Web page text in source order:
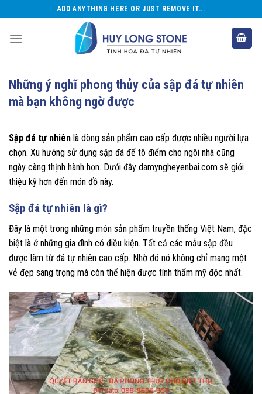
to
content
ADD ANYTHING HERE OR JUST REMOVE IT...
Những ý nghĩ phong thủy của sập đá tự nhiên
mà bạn không ngờ được
Sập đá tự nhiên là dòng sản phẩm cao cấp được nhiều người lựa
chọn. Xu hướng sử dụng sập đá để tô điểm cho ngôi nhà cũng
ngày càng thịnh hành hơn. Dưới đây damyngheyenbai.com sẽ giới
thiệu kỹ hơn đến món đồ này.
Sập đá tự nhiên là gì?
Đây là một trong những món sản phẩm truyền thống Việt Nam, đặc
biệt là ở những gia đình có điều kiện. Tất cả các mẫu sập đều
được làm từ đá tự nhiên cao cấp. Nhờ đó nó không chỉ mang một
vẻ đẹp sang trọng mà còn thể hiện được tính thẩm mỹ độc nhất.